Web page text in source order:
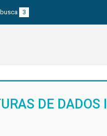
3
DE DADOS I